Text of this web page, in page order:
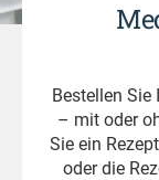
Bestellen
– mit oder
Sie ein
oder die